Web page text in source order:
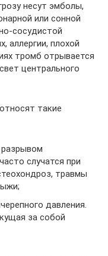
несут эмболы,
или сонной
сосудистой
аллергии, плохой
тромб отрывается
центрального
такие
случатся при
травмы
давления.
за собой